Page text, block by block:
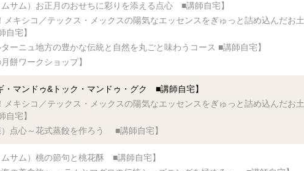
ムサム）お正月のおせちに彩りを添える点心 ■講師自宅】
メキシコ／テックス・メックスの陽気なエッセンスをぎゅっと詰め込んだお土
宅】
ターニュ地方の豊かな伝統と自然を丸ごと味わうコース ■講師自宅】
餅ワークショップ】
・マンドゥ&トック・マンドゥ・グク ■講師自宅】
メキシコ／テックス・メックスの陽気なエッセンスをぎゅっと詰め込んだお土
宅】
）点心～花式蒸餃を作ろう ■講師自宅】
ムサム）桃の節句と桃花酥 ■講師自宅】